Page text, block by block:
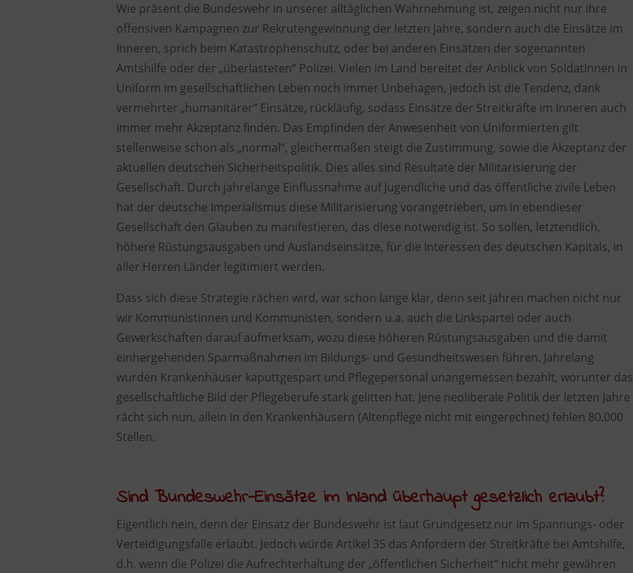
Wie präsent die Bundeswehr in unserer alltäglichen Wahrnehmung ist, zeigen nicht nur ihre
offensiven Kampagnen zur Rekrutengewinnung der letzten Jahre, sondern auch die Einsätze im
Inneren, sprich beim Katastrophenschutz, oder bei anderen Einsätzen der sogenannten
Amtshilfe oder der „überlasteten“ Polizei. Vielen im Land bereitet der Anblick von SoldatInnen in
Uniform im gesellschaftlichen Leben noch immer Unbehagen, jedoch ist die Tendenz, dank
vermehrter „humanitärer“ Einsätze, rückläufig, sodass Einsätze der Streitkräfte im Inneren auch
immer mehr Akzeptanz finden. Das Empfinden der Anwesenheit von Uniformierten gilt
stellenweise schon als „normal“, gleichermaßen steigt die Zustimmung, sowie die Akzeptanz der
aktuellen deutschen Sicherheitspolitik. Dies alles sind Resultate der Militarisierung der
Gesellschaft. Durch jahrelange Einflussnahme auf Jugendliche und das öffentliche zivile Leben
hat der deutsche Imperialismus diese Militarisierung vorangetrieben, um in ebendieser
Gesellschaft den Glauben zu manifestieren, das diese notwendig ist. So sollen, letztendlich,
höhere Rüstungsausgaben und Auslandseinsätze, für die Interessen des deutschen Kapitals, in
aller Herren Länder legitimiert werden.
Dass sich diese Strategie rächen wird, war schon lange klar, denn seit Jahren machen nicht nur
wir Kommunistinnen und Kommunisten, sondern u.a. auch die Linkspartei oder auch
Gewerkschaften darauf aufmerksam, wozu diese höheren Rüstungsausgaben und die damit
einhergehenden Sparmaßnahmen im Bildungs- und Gesundheitswesen führen. Jahrelang
wurden Krankenhäuser kaputtgespart und Pflegepersonal unangemessen bezahlt, worunter das
gesellschaftliche Bild der Pflegeberufe stark gelitten hat. Jene neoliberale Politik der letzten Jahre
rächt sich nun, allein in den Krankenhäusern (Altenpflege nicht mit eingerechnet) fehlen 80.000
Stellen.
Sind Bundeswehr-Einsätze im Inland überhaupt gesetzlich erlaubt?
Eigentlich nein, denn der Einsatz der Bundeswehr ist laut Grundgesetz nur im Spannungs- oder
Verteidigungsfalle erlaubt. Jedoch würde Artikel 35 das Anfordern der Streitkräfte bei Amtshilfe,
d.h. wenn die Polizei die Aufrechterhaltung der „öffentlichen Sicherheit“ nicht mehr gewähren